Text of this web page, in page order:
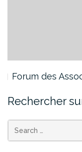
Forum des
Rechercher